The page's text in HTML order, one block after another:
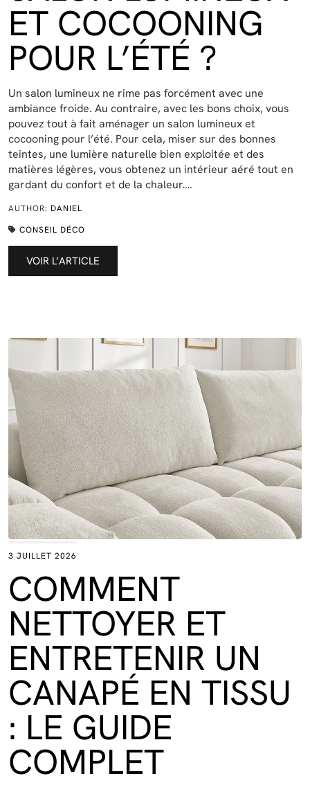
ET COCOONING
POUR L’ÉTÉ ?
Un salon lumineux ne rime pas forcément avec une
ambiance froide. Au contraire, avec les bons choix, vous
pouvez tout à fait aménager un salon lumineux et
cocooning pour l’été. Pour cela, miser sur des bonnes
teintes, une lumière naturelle bien exploitée et des
matières légères, vous obtenez un intérieur aéré tout en
gardant du confort et de la chaleur.…
AUTHOR: DANIEL
CONSEIL DÉCO
VOIR L’ARTICLE
3 JUILLET 2026
COMMENT
NETTOYER ET
ENTRETENIR UN
CANAPÉ EN TISSU
: LE GUIDE
COMPLET